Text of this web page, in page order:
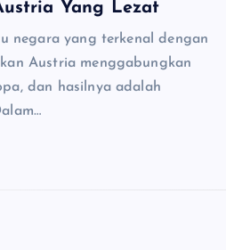
Yang Lezat
negara yang terkenal dengan
Austria menggabungkan
dan hasilnya adalah